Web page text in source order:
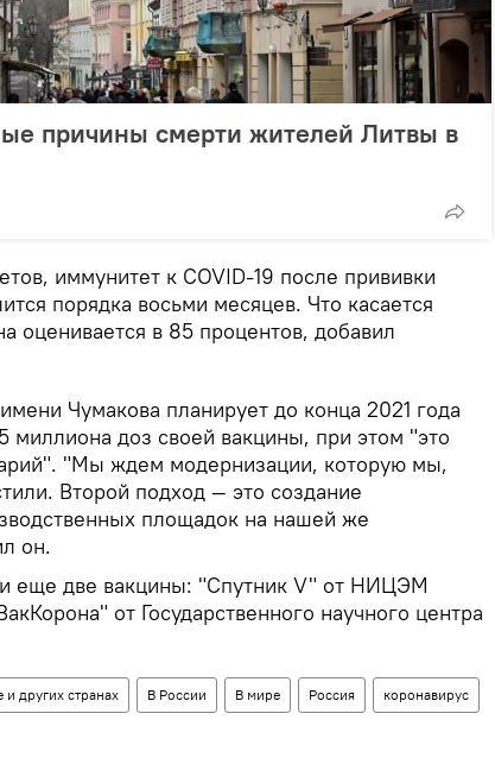
причины смерти жителей Литвы в
иммунитет к COVID-19 после прививки
порядка восьми месяцев. Что касается
оценивается в 85 процентов, добавил
Чумакова планирует до конца 2021 года
миллиона доз своей вакцины, при этом "это
"Мы ждем модернизации, которую мы,
Второй подход — это создание
площадок на нашей же
он.
еще две вакцины: "Спутник V" от НИЦЭМ
от Государственного научного центра
других странах В России В мире Россия коронавирус